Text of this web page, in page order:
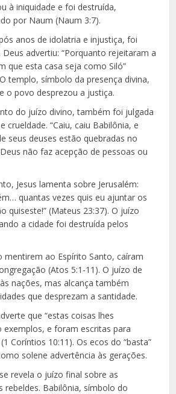
à iniquidade e foi destruída,
por Naum (Naum 3:7).
anos de idolatria e injustiça, foi
advertiu: “Porquanto rejeitaram a
que esta casa seja como Siló”
templo, símbolo da presença divina,
o povo desprezou a justiça.
do juízo divino, também foi julgada
crueldade. “Caiu, caiu Babilônia, e
seus deuses estão quebradas no
não faz acepção de pessoas ou
Jesus lamenta sobre Jerusalém:
quantas vezes quis eu ajuntar os
quiseste!” (Mateus 23:37). O juízo
a cidade foi destruída pelos
mentirem ao Espírito Santo, caíram
(Atos 5:1-11). O juízo de
nações, mas alcança também
que desprezam a santidade.
que “estas coisas lhes
e foram escritas para
Coríntios 10:11). Os ecos do “basta”
solene advertência às gerações.
revela o juízo final sobre as
rebeldes. Babilônia, símbolo do